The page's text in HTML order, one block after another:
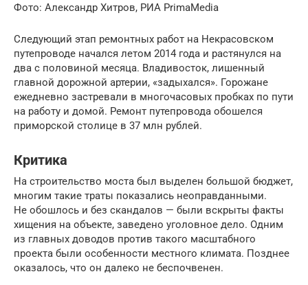
Фото: Александр Хитров, РИА PrimaMedia
Следующий этап ремонтных работ на Некрасовском
путепроводе начался летом 2014 года и растянулся на
два с половиной месяца. Владивосток, лишенный
главной дорожной артерии, «задыхался». Горожане
ежедневно застревали в многочасовых пробках по пути
на работу и домой. Ремонт путепровода обошелся
приморской столице в 37 млн рублей.
Критика
На строительство моста был выделен большой бюджет,
многим такие траты показались неоправданными.
Не обошлось и без скандалов — были вскрыты факты
хищения на объекте, заведено уголовное дело. Одним
из главных доводов против такого масштабного
проекта были особенности местного климата. Позднее
оказалось, что он далеко не беспочвенен.